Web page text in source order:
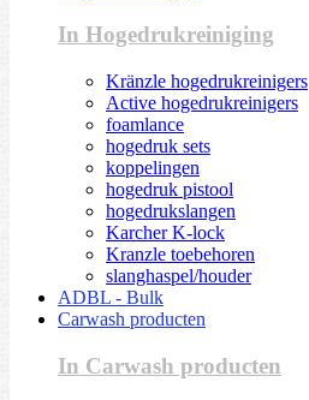
In Hogedrukreiniging
Kränzle hogedrukreinigers
Active hogedrukreinigers
foamlance
hogedruk sets
koppelingen
hogedruk pistool
hogedrukslangen
Karcher K-lock
Kranzle toebehoren
slanghaspel/houder
ADBL - Bulk
Carwash producten
In Carwash producten